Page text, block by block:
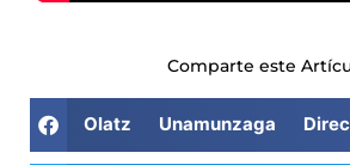
Comparte este
Olatz Unamunzaga